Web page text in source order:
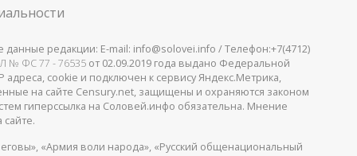
редакции: E-mail: info@solovei.info / Телефон:+7(4712)
№ ФС 77 - 76535 от 02.09.2019 года выдано Федеральной
cookie и подключен к сервису Яндекс.Метрика,
на сайте Censury.net, защищены и охраняются законом
гиперссылка на Соловей.инфо обязательна. Мнение
«Армия воли народа», «Русский общенациональный